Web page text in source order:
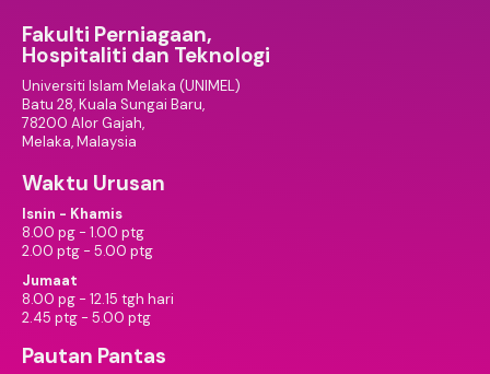
Fakulti Perniagaan,
Hospitaliti dan Teknologi
Universiti Islam Melaka (UNIMEL)
Batu 28, Kuala Sungai Baru,
78200 Alor Gajah,
Melaka, Malaysia
Waktu Urusan
Isnin - Khamis
8.00 pg - 1.00 ptg
2.00 ptg - 5.00 ptg
Jumaat
8.00 pg - 12.15 tgh hari
2.45 ptg - 5.00 ptg
Pautan Pantas